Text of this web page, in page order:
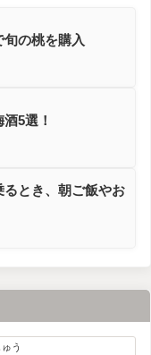
の桃を購入
5選！
とき、朝ご飯やお
う